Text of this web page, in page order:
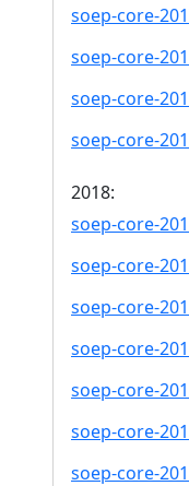
soep-core-
soep-core-
soep-core-
soep-core-
2018:
soep-core-
soep-core-
soep-core-
soep-core-
soep-core-
soep-core-
soep-core-